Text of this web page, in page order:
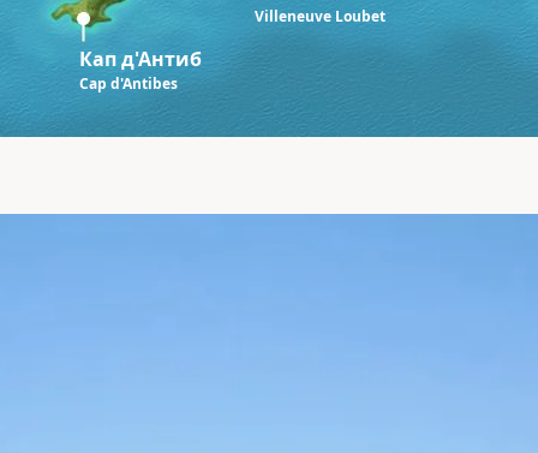
Кап д'Антиб
Cap d'Antibes
Villeneuve Loubet